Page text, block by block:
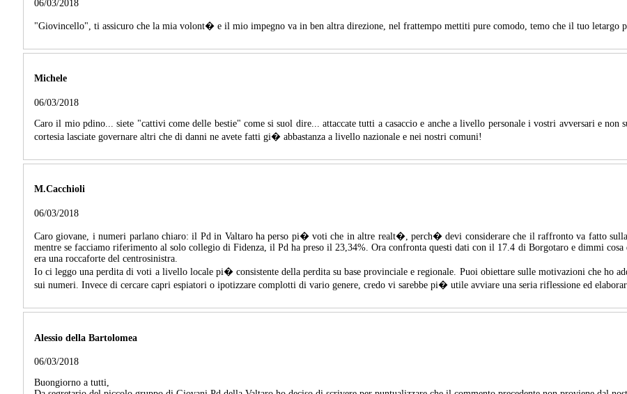
06/03/2018
"Giovincello", ti assicuro che la mia volont� e il mio impegno va in ben altra direzione, nel frattempo mettiti pure comodo, temo che il tuo letargo
Michele
06/03/2018
Caro il mio pdino... siete "cattivi come delle bestie" come si suol dire... attaccate tutti a casaccio e anche a livello personale i vostri avversari e
cortesia lasciate governare altri che di danni ne avete fatti gi� abbastanza a livello nazionale e nei nostri comuni!
M.Cacchioli
06/03/2018
Caro giovane, i numeri parlano chiaro: il Pd in Valtaro ha perso pi� voti che in altre realt�, perch� devi considerare che il raffronto va fatto
mentre se facciamo riferimento al solo collegio di Fidenza, il Pd ha preso il 23,34%. Ora confronta questi dati con il 17.4 di Borgotaro e dimmi
era una roccaforte del centrosinistra.
Io ci leggo una perdita di voti a livello locale pi� consistente della perdita su base provinciale e regionale. Puoi obiettare sulle motivazioni che ho
sui numeri. Invece di cercare capri espiatori o ipotizzare complotti di vario genere, credo vi sarebbe pi� utile avviare una seria riflessione ed
Alessio della Bartolomea
06/03/2018
Buongiorno a tutti,